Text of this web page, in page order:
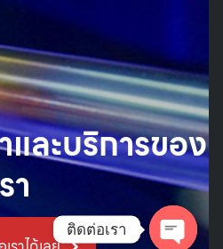
ละบริการของ
า
ติดต่อเรา